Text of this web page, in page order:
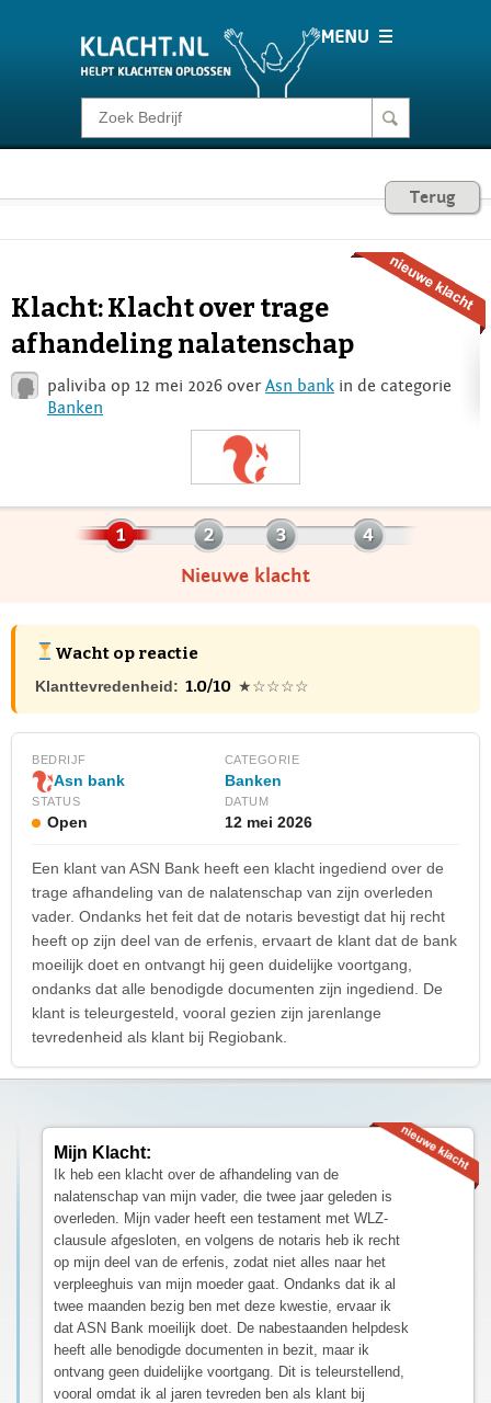
Klacht melden
Consumentenrecht
Voor Bedrijven
Login
Terug
Klacht: Klacht over trage
afhandeling nalatenschap
paliviba op 12 mei 2026 overAsn bank in de categorie
Banken
Nieuwe klacht
Wacht op reactie
Klanttevredenheid: 1.0/10 ★☆☆☆☆
BEDRIJF
Asn bank
CATEGORIE
Banken
STATUS
Open
DATUM
12 mei 2026
Een klant van ASN Bank heeft een klacht ingediend over de
trage afhandeling van de nalatenschap van zijn overleden
vader. Ondanks het feit dat de notaris bevestigt dat hij recht
heeft op zijn deel van de erfenis, ervaart de klant dat de bank
moeilijk doet en ontvangt hij geen duidelijke voortgang,
ondanks dat alle benodigde documenten zijn ingediend. De
klant is teleurgesteld, vooral gezien zijn jarenlange
tevredenheid als klant bij Regiobank.
Mijn Klacht:
Ik heb een klacht over de afhandeling van de
nalatenschap van mijn vader, die twee jaar geleden is
overleden. Mijn vader heeft een testament met WLZ-
clausule afgesloten, en volgens de notaris heb ik recht
op mijn deel van de erfenis, zodat niet alles naar het
verpleeghuis van mijn moeder gaat. Ondanks dat ik al
twee maanden bezig ben met deze kwestie, ervaar ik
dat ASN Bank moeilijk doet. De nabestaanden helpdesk
heeft alle benodigde documenten in bezit, maar ik
ontvang geen duidelijke voortgang. Dit is teleurstellend,
vooral omdat ik al jaren tevreden ben als klant bij